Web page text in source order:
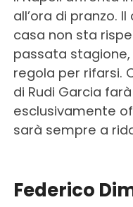
all’ora di pranzo.
casa non sta
passata
regola per rifarsi.
di Rudi Garcia
esclusivamente
sarà sempre a
Federico